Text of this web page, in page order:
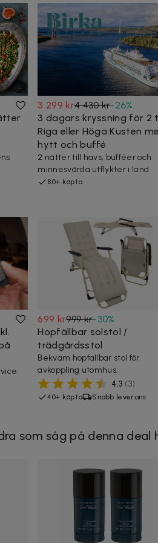
3 299 kr4 430 kr-26%
3 dagars kryssning för 2
Riga eller Höga Kusten
hytt och buffé
2 nätter till havs, bufféer och
minnesvärda utflykter i land
80+ köpta
699 kr999 kr-30%
Hopfällbar solstol /
trädgårdsstol
Bekväm hopfällbar stol för
avkoppling utomhus.
4,3 (3)
40+ köpta Snabb leverans
som såg på denna deal